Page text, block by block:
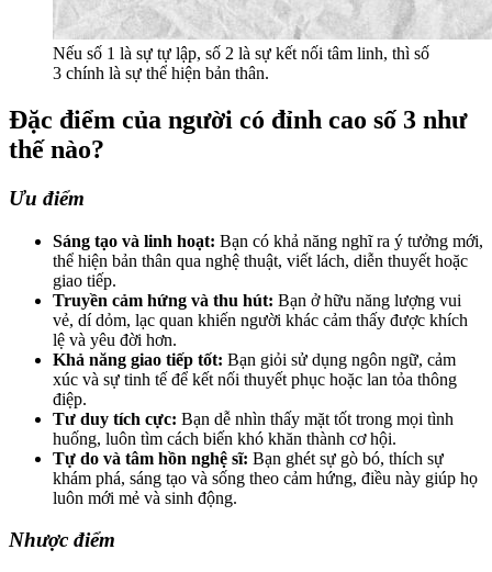
Nếu số 1 là sự tự lập, số 2 là sự kết nối tâm linh, thì số
3 chính là sự thể hiện bản thân.
Đặc điểm của người có đỉnh cao số 3 như
thế nào?
Ưu điểm
Sáng tạo và linh hoạt: Bạn có khả năng nghĩ ra ý tưởng mới,
thể hiện bản thân qua nghệ thuật, viết lách, diễn thuyết hoặc
giao tiếp.
Truyền cảm hứng và thu hút: Bạn ở hữu năng lượng vui
vẻ, dí dỏm, lạc quan khiến người khác cảm thấy được khích
lệ và yêu đời hơn.
Khả năng giao tiếp tốt: Bạn giỏi sử dụng ngôn ngữ, cảm
xúc và sự tinh tế để kết nối thuyết phục hoặc lan tỏa thông
điệp.
Tư duy tích cực: Bạn dễ nhìn thấy mặt tốt trong mọi tình
huống, luôn tìm cách biến khó khăn thành cơ hội.
Tự do và tâm hồn nghệ sĩ: Bạn ghét sự gò bó, thích sự
khám phá, sáng tạo và sống theo cảm hứng, điều này giúp họ
luôn mới mẻ và sinh động.
Nhược điểm